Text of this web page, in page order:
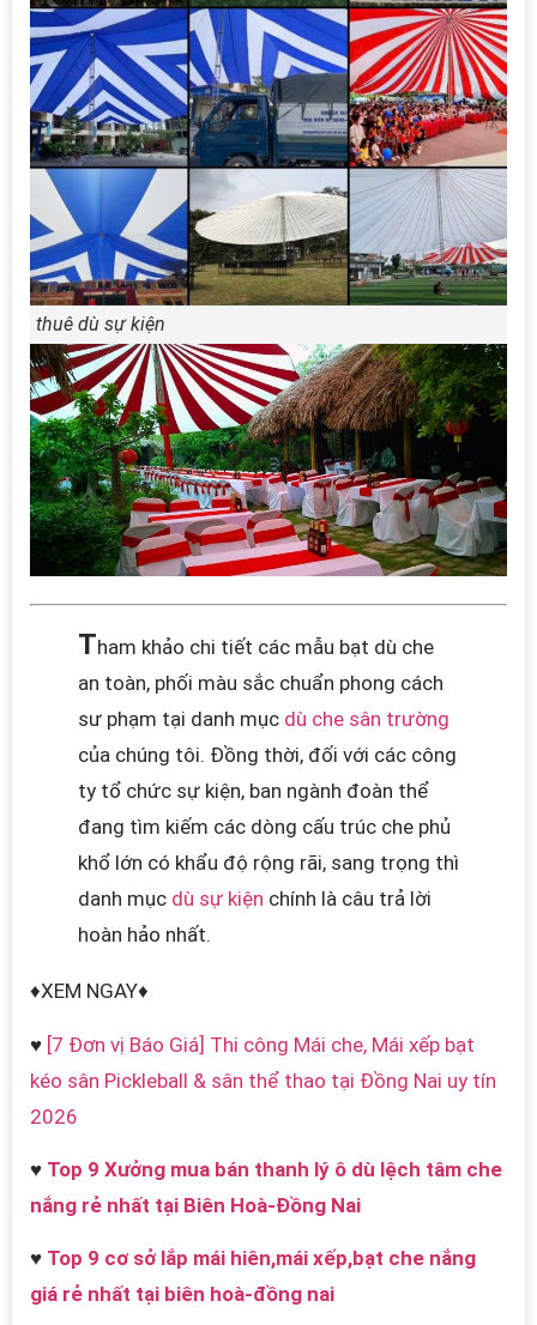
thuê dù sự kiện
Tham khảo chi tiết các mẫu bạt dù che
an toàn, phối màu sắc chuẩn phong cách
sư phạm tại danh mục dù che sân trường
của chúng tôi. Đồng thời, đối với các công
ty tổ chức sự kiện, ban ngành đoàn thể
đang tìm kiếm các dòng cấu trúc che phủ
khổ lớn có khẩu độ rộng rãi, sang trọng thì
danh mục dù sự kiện chính là câu trả lời
hoàn hảo nhất.
♦XEM NGAY♦
♥ [7 Đơn vị Báo Giá] Thi công Mái che, Mái xếp bạt
kéo sân Pickleball & sân thể thao tại Đồng Nai uy tín
2026
♥ Top 9 Xưởng mua bán thanh lý ô dù lệch tâm che
nắng rẻ nhất tại Biên Hoà-Đồng Nai
♥ Top 9 cơ sở lắp mái hiên,mái xếp,bạt che nắng
giá rẻ nhất tại biên hoà-đồng nai